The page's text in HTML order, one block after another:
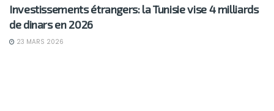
Investissements étrangers: la Tunisie vise 4 milliards
de dinars en 2026
23 MARS 2026